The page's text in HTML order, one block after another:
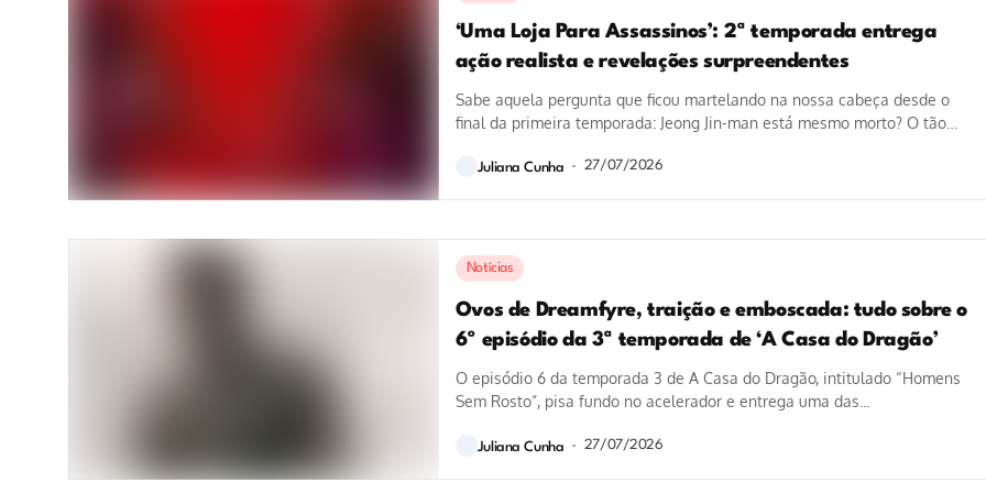
‘Uma Loja Para Assassinos’: 2ª temporada entrega
ação realista e revelações surpreendentes
Sabe aquela pergunta que ficou martelando na nossa cabeça desde o
final da primeira temporada: Jeong Jin-man está mesmo morto? O tão
Juliana Cunha 27/07/2026
Notícias
Ovos de Dreamfyre, traição e emboscada: tudo sobre o
6º episódio da 3ª temporada de ‘A Casa do Dragão’
O episódio 6 da temporada 3 de A Casa do Dragão, intitulado “Homens
Sem Rosto”, pisa fundo no acelerador e entrega uma das...
Juliana Cunha 27/07/2026